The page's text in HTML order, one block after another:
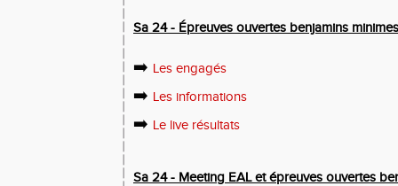
Sa 24 - Épreuves ouvertes benjamins
➡️ Les engagés
➡️ Les informations
➡️ Le live résultats
Sa 24 - Meeting EAL et épreuves ouvertes